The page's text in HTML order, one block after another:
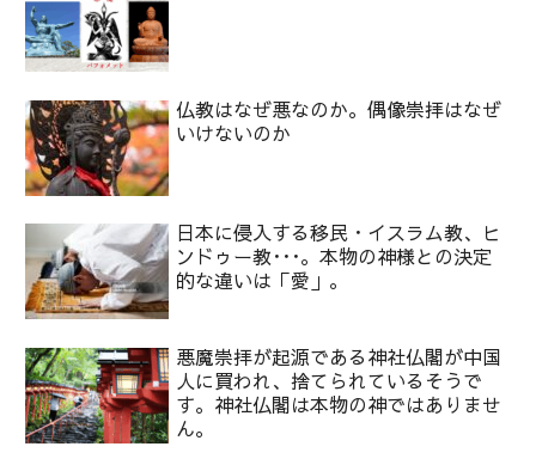
仏教はなぜ悪なのか。偶像崇拝はなぜ
いけないのか
日本に侵入する移民・イスラム教、ヒ
ンドゥー教･･･。本物の神様との決定
的な違いは「愛」。
悪魔崇拝が起源である神社仏閣が中国
人に買われ、捨てられているそうで
す。神社仏閣は本物の神ではありませ
ん。